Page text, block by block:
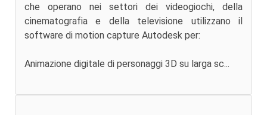
che operano nei settori dei videogiochi, della
cinematografia e della televisione utilizzano il
software di motion capture Autodesk per:
Animazione digitale di personaggi 3D su larga sc...